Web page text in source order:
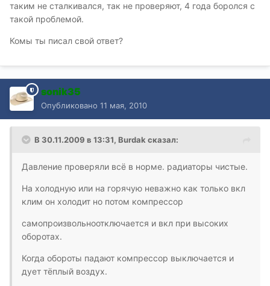
таким не сталкивался, так не проверяют, 4 года боролся с
такой проблемой.
Комы ты писал свой ответ?
sonik35
Опубликовано 11 мая, 2010
В 30.11.2009 в 13:31, Burdak сказал:
Давление проверяли всё в норме. радиаторы чистые.
На холодную или на горячую неважно как только вкл
клим он холодит но потом компрессор
самопроизвольноотключается и вкл при высоких
оборотах.
Когда обороты падают компрессор выключается и
дует тёплый воздух.